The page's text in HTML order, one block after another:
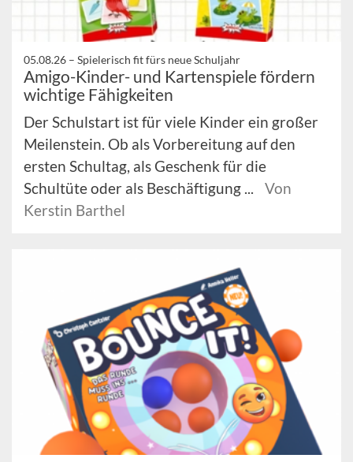
05.08.26 – Spielerisch fit fürs neue Schuljahr
Amigo-Kinder- und Kartenspiele fördern
wichtige Fähigkeiten
Der Schulstart ist für viele Kinder ein großer
Meilenstein. Ob als Vorbereitung auf den
ersten Schultag, als Geschenk für die
Schultüte oder als Beschäftigung ...
Von
Kerstin Barthel